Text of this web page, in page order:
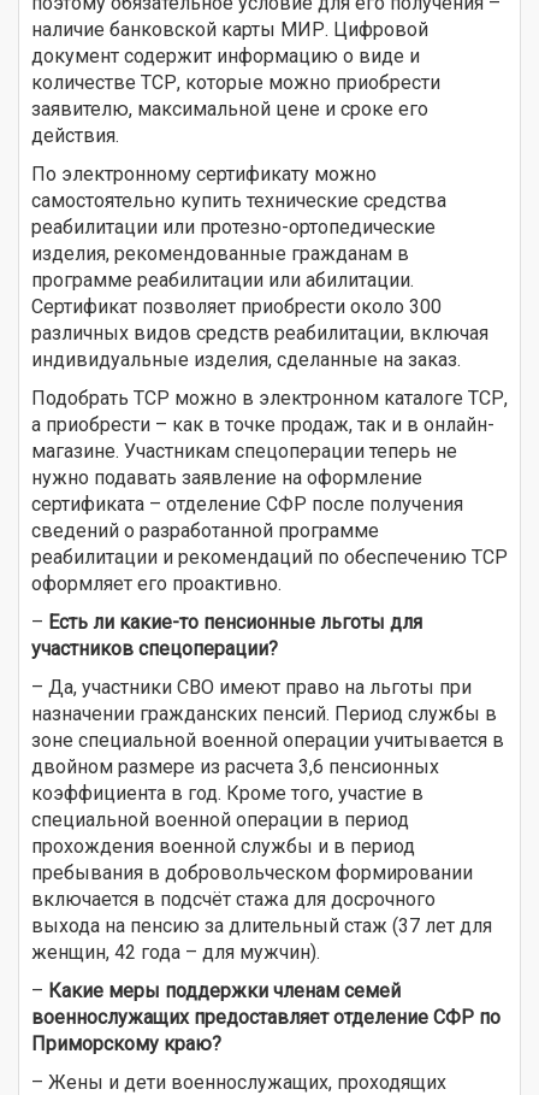
наличие банковской карты МИР. Цифровой
документ содержит информацию о виде и
количестве ТСР, которые можно приобрести
заявителю, максимальной цене и сроке его
действия.
По электронному сертификату можно
самостоятельно купить технические средства
реабилитации или протезно-ортопедические
изделия, рекомендованные гражданам в
программе реабилитации или абилитации.
Сертификат позволяет приобрести около 300
различных видов средств реабилитации, включая
индивидуальные изделия, сделанные на заказ.
Подобрать ТСР можно в электронном каталоге ТСР,
а приобрести – как в точке продаж, так и в онлайн-
магазине. Участникам спецоперации теперь не
нужно подавать заявление на оформление
сертификата – отделение СФР после получения
сведений о разработанной программе
реабилитации и рекомендаций по обеспечению ТСР
оформляет его проактивно.
– Есть ли какие-то пенсионные льготы для
участников спецоперации?
– Да, участники СВО имеют право на льготы при
назначении гражданских пенсий. Период службы в
зоне специальной военной операции учитывается в
двойном размере из расчета 3,6 пенсионных
коэффициента в год. Кроме того, участие в
специальной военной операции в период
прохождения военной службы и в период
пребывания в добровольческом формировании
включается в подсчёт стажа для досрочного
выхода на пенсию за длительный стаж (37 лет для
женщин, 42 года – для мужчин).
– Какие меры поддержки членам семей
военнослужащих предоставляет отделение СФР по
Приморскому краю?
– Жены и дети военнослужащих, проходящих